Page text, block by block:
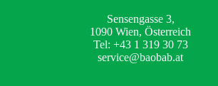
Sensengasse 3,
1090 Wien, Österreich
Tel: +43 1 319 30 73
service@baobab.at